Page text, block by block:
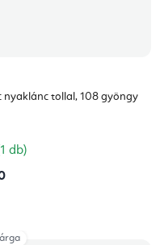
nyaklánc tollal, 108 gyöngy
db)